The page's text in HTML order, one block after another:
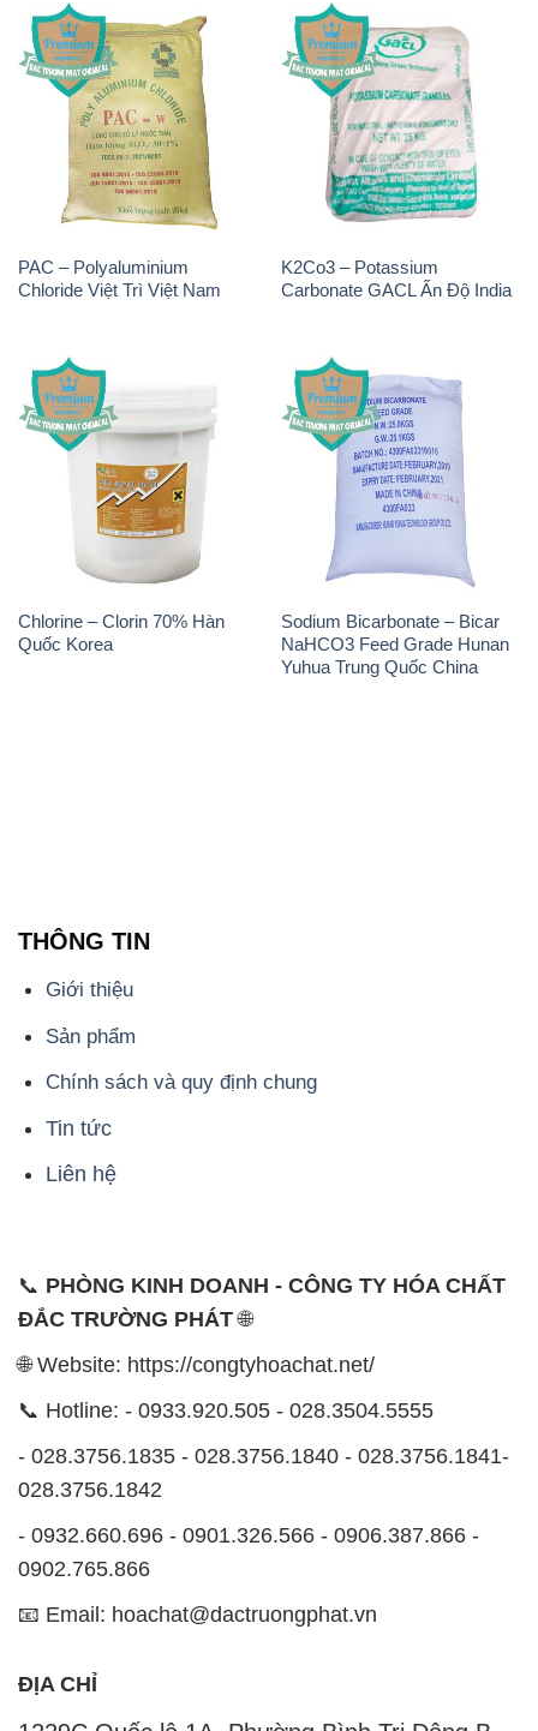
PAC – Polyaluminium
Chloride Việt Trì Việt Nam
K2Co3 – Potassium
Carbonate GACL Ấn Độ India
Chlorine – Clorin 70% Hàn
Quốc Korea
Sodium Bicarbonate – Bicar
NaHCO3 Feed Grade Hunan
Yuhua Trung Quốc China
THÔNG TIN
Giới thiệu
Sản phẩm
Chính sách và quy định chung
Tin tức
Liên hệ
📞 PHÒNG KINH DOANH - CÔNG TY HÓA CHẤT
ĐẮC TRƯỜNG PHÁT🌐
🌐 Website: https://congtyhoachat.net/
📞 Hotline: - 0933.920.505 - 028.3504.5555
- 028.3756.1835 - 028.3756.1840 - 028.3756.1841-
028.3756.1842
- 0932.660.696 - 0901.326.566 - 0906.387.866 -
0902.765.866
📧 Email: hoachat@dactruongphat.vn
ĐỊA CHỈ